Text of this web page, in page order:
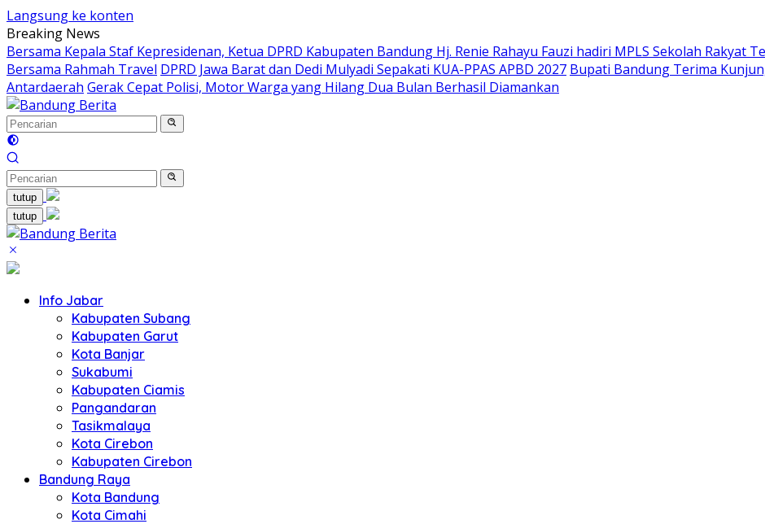
Langsung ke konten
Breaking News
Bersama Kepala Staf Kepresidenan, Ketua DPRD Kabupaten Bandung Hj. Renie Rahayu Fauzi hadiri MPLS Sekolah Rakyat
Bersama Rahmah Travel DPRD Jawa Barat dan Dedi Mulyadi Sepakati KUA-PPAS APBD 2027 Bupati Bandung Terima
Antardaerah Gerak Cepat Polisi, Motor Warga yang Hilang Dua Bulan Berhasil Diamankan
tutup
tutup
Info Jabar
Kabupaten Subang
Kabupaten Garut
Kota Banjar
Sukabumi
Kabupaten Ciamis
Pangandaran
Tasikmalaya
Kota Cirebon
Kabupaten Cirebon
Bandung Raya
Kota Bandung
Kota Cimahi